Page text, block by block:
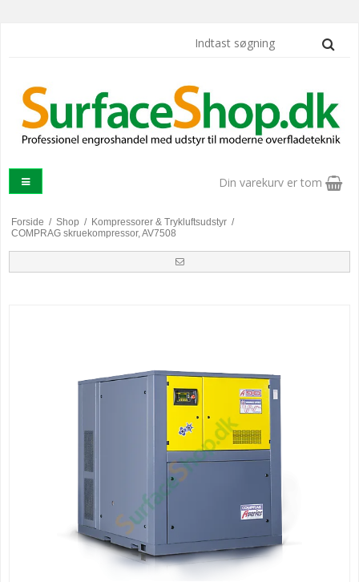
Din varekurv er tom
Forside / Shop / Kompressorer & Trykluftsudstyr /
COMPRAG skruekompressor, AV7508